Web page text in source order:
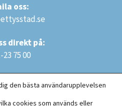
oss:
direkt på:
23 75 00
den bästa användarupplevelsen
cookies som används eller